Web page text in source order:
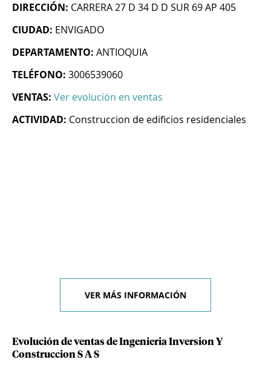
DIRECCIÓN: CARRERA 27 D 34 D D SUR 69 AP 405
CIUDAD: ENVIGADO
DEPARTAMENTO: ANTIOQUIA
TELÉFONO: 3006539060
VENTAS: Ver evolución en ventas
ACTIVIDAD: Construccion de edificios residenciales
VER MÁS INFORMACIÓN
Evolución de ventas de Ingenieria Inversion Y
Construccion S A S